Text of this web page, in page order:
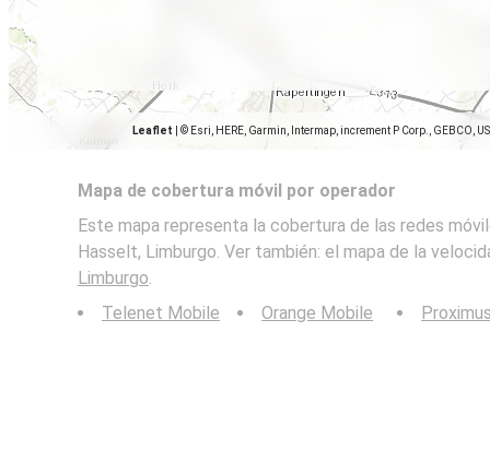
Leaflet © Esri, HERE, Garmin, Intermap, increment P Corp., GEBCO,
Mapa de cobertura móvil por operador
Este mapa representa la cobertura de las redes
Hasselt, Limburgo. Ver también: el mapa de la
Limburgo.
Telenet Mobile
Orange Mobile